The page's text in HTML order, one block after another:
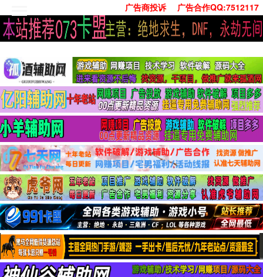
广告商投诉 广告合作QQ:7512117
首页
技术学习
安卓绿化
单机游戏
社交娱乐
系统工具
活动线报
常用办公
源码收集
值得一看
两性情感